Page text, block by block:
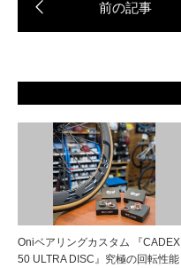
Oniベアリングカスタム 『CADEX
50 ULTRA DISC』究極の回転性能